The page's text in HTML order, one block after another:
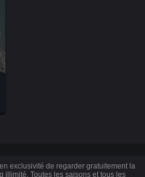
exclusivité de regarder gratuitement la
illimité. Toutes les saisons et tous les